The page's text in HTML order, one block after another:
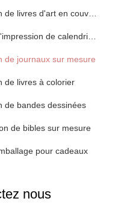
de livres d'art en couverture dure
de calendriers
de journaux sur mesure
de livres à colorier
de bandes dessinées
de bibles sur mesure
pour cadeaux
nous